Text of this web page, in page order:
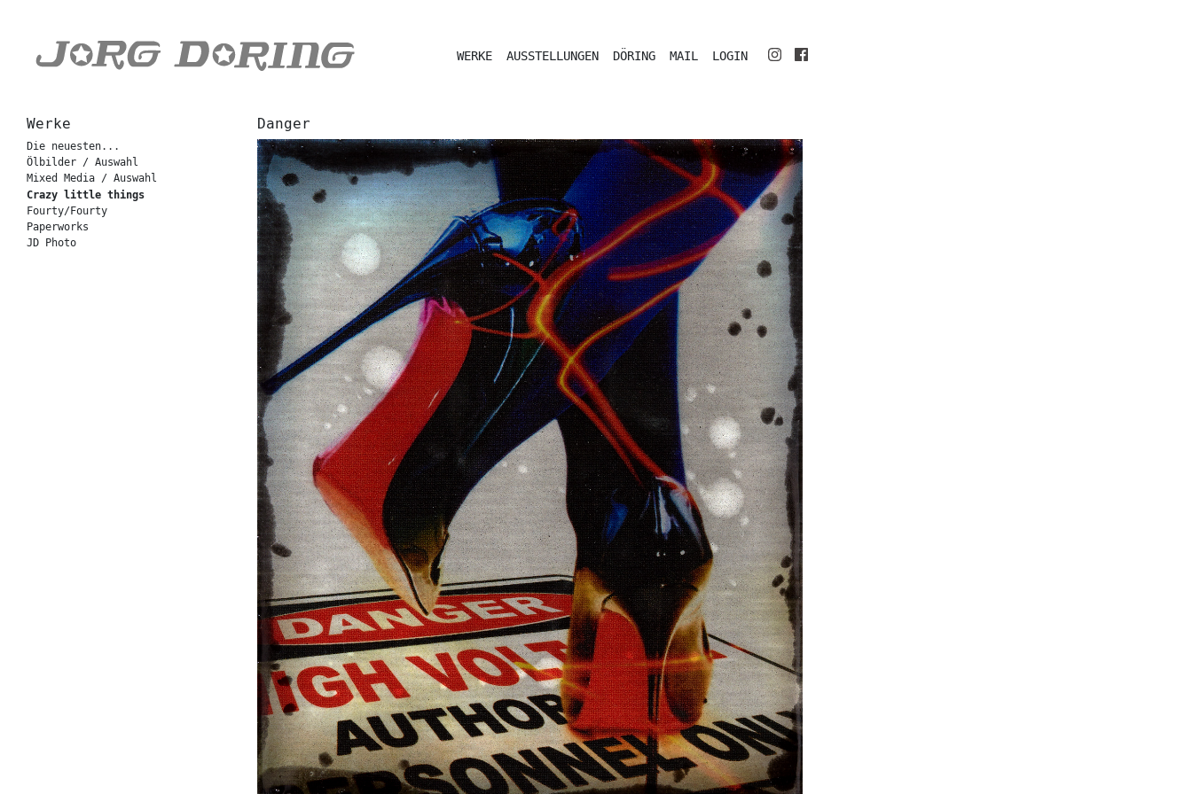
WERKE AUSSTELLUNGEN DÖRING MAIL LOGIN
Werke
Die neuesten...
Ölbilder / Auswahl
Mixed Media / Auswahl
Crazy little things
Fourty/Fourty
Paperworks
JD Photo
Danger